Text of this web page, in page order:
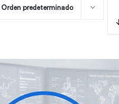
Orden predeterminado